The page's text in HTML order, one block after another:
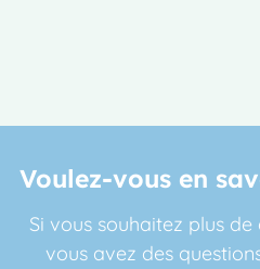
Voulez-vous en
Si vous souhaitez plus de
vous avez des